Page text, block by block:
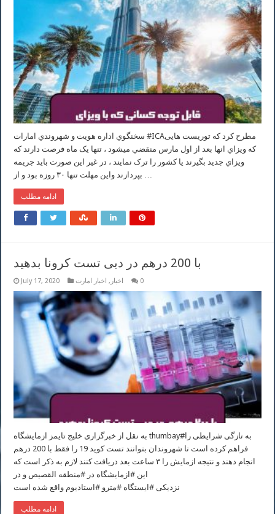
سخنگوي اداره هويت و شهروندي امارات #ICAمطرح كرد كه توريست هایی
كه ويزاي انها بعد از اول مارس منقضي ميشود ، تنها يک ماه فرصت دارند كه
ويزاي جديد بگيرند يا كشور را ترک نمايند ، در غير این صورت بايد جريمه
بپردازند واين مهلت تنها ٣٠ روزه بود و از …
ادامه مطلب
با 200 درهم در دبی تست کرونا بدهید
July 17, 2020 اخبار , اخبار امارت 0
به نقل از خبرگزاری خلیج تایمز ازمایشگاه thumbay#به تازگی شرایطی را
فراهم کرده است تا شهروندان بتوانند تست کوید 19 را فقط با 200 درهم
انجام دهند و نتیجه ازمایش را ۳ ساعت بعد دریافت کنند لازم به ذکر است که
این #ازمایشگاه در #منطقه القصیص و در
نزدیکی #ایستگاه #مترو #استادیوم واقع شده است
ادامه مطلب